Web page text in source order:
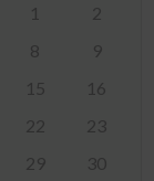
1
2
8
9
15
16
22
23
29
30